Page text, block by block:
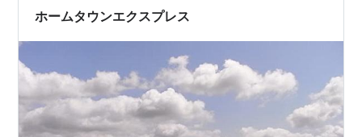
アーティスト:
発売日:2004/11/26
メディア:
CD
クリック: 26回
この商品を含むブログ (2件) を見る
ホームタウンエクスプレス